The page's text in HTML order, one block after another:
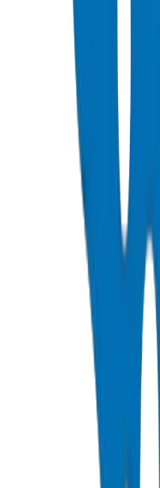
Support &
Nous collaborons avec les
concevoir des systèmes
prématurées, les coûts de